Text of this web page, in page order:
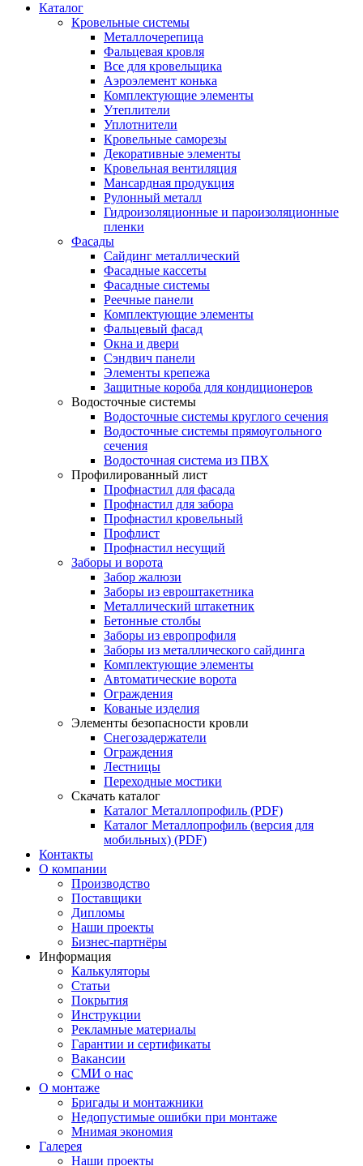
Каталог
Кровельные системы
Металлочерепица
Фальцевая кровля
Все для кровельщика
Аэроэлемент конька
Комплектующие элементы
Утеплители
Уплотнители
Кровельные саморезы
Декоративные элементы
Кровельная вентиляция
Мансардная продукция
Рулонный металл
Гидроизоляционные и пароизоляционные
пленки
Фасады
Сайдинг металлический
Фасадные кассеты
Фасадные системы
Реечные панели
Комплектующие элементы
Фальцевый фасад
Окна и двери
Сэндвич панели
Элементы крепежа
Защитные короба для кондиционеров
Водосточные системы
Водосточные системы круглого сечения
Водосточные системы прямоугольного
сечения
Водосточная система из ПВХ
Профилированный лист
Профнастил для фасада
Профнастил для забора
Профнастил кровельный
Профлист
Профнастил несущий
Заборы и ворота
Забор жалюзи
Заборы из евроштакетника
Металлический штакетник
Бетонные столбы
Заборы из европрофиля
Заборы из металлического сайдинга
Комплектующие элементы
Автоматические ворота
Ограждения
Кованые изделия
Элементы безопасности кровли
Снегозадержатели
Ограждения
Лестницы
Переходные мостики
Скачать каталог
Каталог Металлопрофиль (PDF)
Каталог Металлопрофиль (версия для
мобильных) (PDF)
Контакты
О компании
Производство
Поставщики
Дипломы
Наши проекты
Бизнес-партнёры
Информация
Калькуляторы
Статьи
Покрытия
Инструкции
Рекламные материалы
Гарантии и сертификаты
Вакансии
СМИ о нас
О монтаже
Бригады и монтажники
Недопустимые ошибки при монтаже
Мнимая экономия
Галерея
Наши проекты